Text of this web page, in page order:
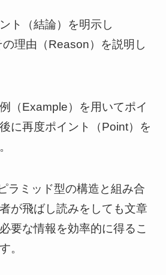
ト（結論）を明示し
の理由（Reason）を説明し
（Example）を用いてポイ
に再度ポイント（Point）を
ラミッド型の構造と組み合
が飛ばし読みをしても文章
要な情報を効率的に得るこ
。